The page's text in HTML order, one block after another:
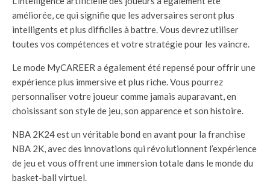
améliorée, ce qui signifie que les adversaires seront plus
intelligents et plus difficiles à battre. Vous devrez utiliser
toutes vos compétences et votre stratégie pour les vaincre.
Le mode MyCAREER a également été repensé pour offrir une
expérience plus immersive et plus riche. Vous pourrez
personnaliser votre joueur comme jamais auparavant, en
choisissant son style de jeu, son apparence et son histoire.
NBA 2K24 est un véritable bond en avant pour la franchise
NBA 2K, avec des innovations qui révolutionnent l’expérience
de jeu et vous offrent une immersion totale dans le monde du
basket-ball virtuel.